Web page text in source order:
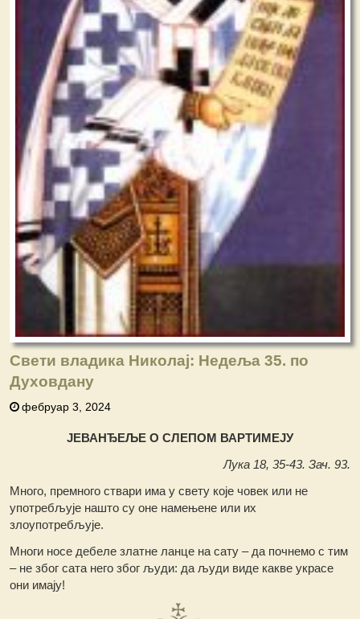
Свети владика Николај: Недеља 35. по
Духовдану
фебруар 3, 2024
ЈЕВАНЂЕЉЕ О СЛЕПОМ ВАРТИМЕЈУ
Лука 18, 35-43. Зач. 93.
Много, премного ствари има у свету које човек или не
употребљује нашто су оне намењене или их
злоупотребљује.
Многи носе дебеле златне ланце на сату – да почнемо с тим
– не због сата него због људи: да људи виде какве украсе
они имају!